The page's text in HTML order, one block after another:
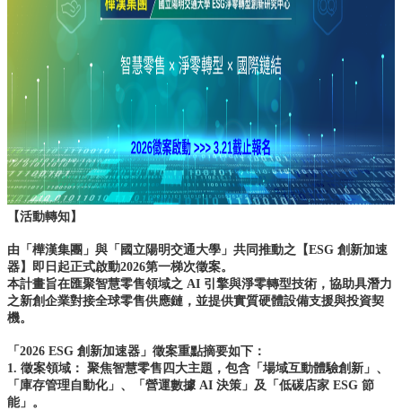
English
消
關
於
我
們
進
駐
育
成
成
服
務
【活動轉知】
由「樺漢集團」與「國立陽明交通大學」共同推動之【ESG 創新加速
器】即日起正式啟動2026第一梯次徵案。
本計畫旨在匯聚智慧零售領域之 AI 引擎與淨零轉型技術，協助具潛力
之新創企業對接全球零售供應鏈，並提供實質硬體設備支援與投資契
機。
「2026 ESG 創新加速器」徵案重點摘要如下：
1. 徵案領域： 聚焦智慧零售四大主題，包含「場域互動體驗創新」、
「庫存管理自動化」、「營運數據 AI 決策」及「低碳店家 ESG 節
能」。